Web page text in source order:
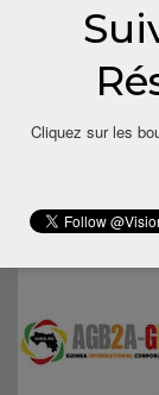
Cliquez sur les